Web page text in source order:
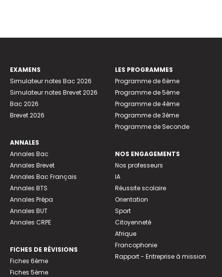
EXAMENS
Simulateur notes Bac 2026
Simulateur notes Brevet 2026
Bac 2026
Brevet 2026
ANNALES
Annales Bac
Annales Brevet
Annales Bac Français
Annales BTS
Annales Prépa
Annales BUT
Annales CRPE
FICHES DE RÉVISIONS
Fiches 6ème
Fiches 5ème
LES PROGRAMMES
Programme de 6ème
Programme de 5ème
Programme de 4ème
Programme de 3ème
Programme de Seconde
NOS ENGAGEMENTS
Nos professeurs
IA
Réussite scolaire
Orientation
Sport
Citoyenneté
Afrique
Francophonie
Rapport - Entreprise à mission